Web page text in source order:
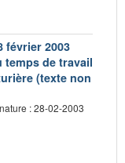
février 2003
de travail
(texte non
: 28-02-2003